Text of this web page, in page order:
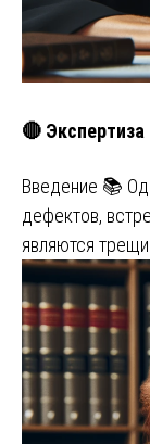
🔴
Введение 📚
дефектов,
являются